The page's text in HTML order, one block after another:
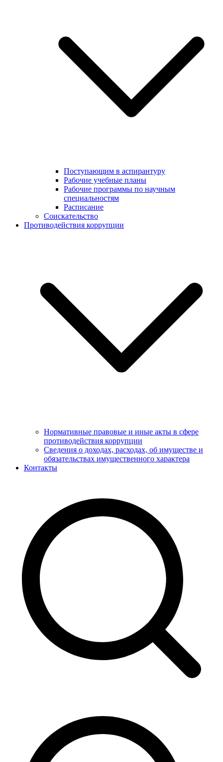
Поступающим в аспирантуру
Рабочие учебные планы
Рабочие программы по научным
специальностям
Расписание
Соискательство
Противодействия коррупции
Нормативные правовые и иные акты в сфере
противодействия коррупции
Сведения о доходах, расходах, об имуществе и
обязательствах имущественного характера
Контакты